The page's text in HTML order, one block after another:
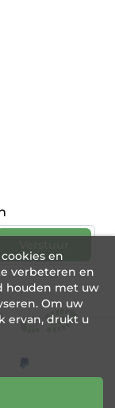
en
verbeteren en
houden met uw
Om uw
ervan, drukt u